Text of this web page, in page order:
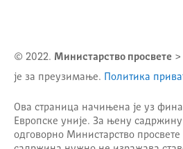
© 2022. Министарство просвете >
је за преузимање. Политика
Ова страница начињена је уз
Европске уније. За њену
одговорно Министарство